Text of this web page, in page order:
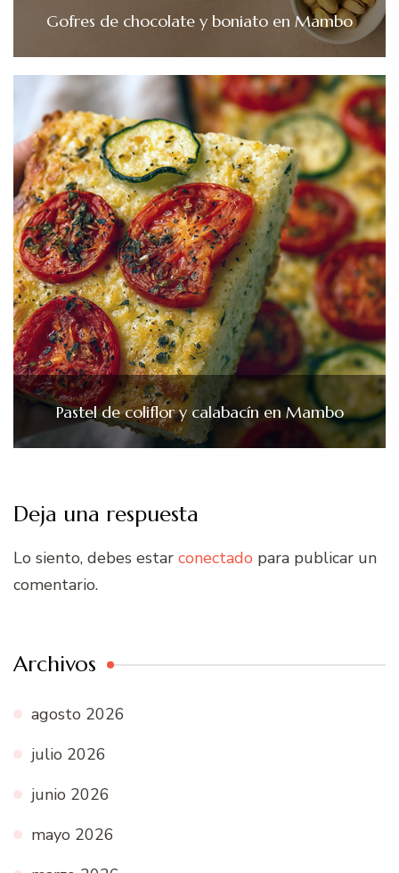
Gofres de chocolate y boniato en Mambo
Pastel de coliflor y calabacín en Mambo
Deja una respuesta
Lo siento, debes estar conectado para publicar un
comentario.
Archivos
agosto 2026
julio 2026
junio 2026
mayo 2026